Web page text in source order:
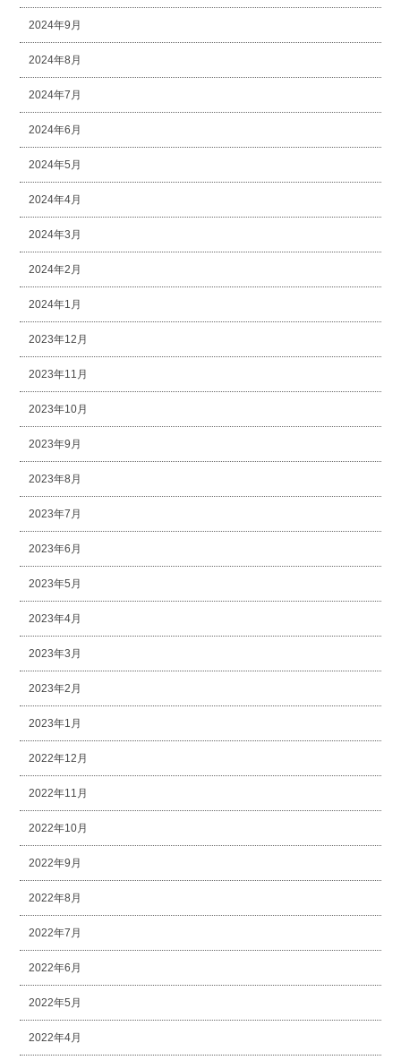
2024年9月
2024年8月
2024年7月
2024年6月
2024年5月
2024年4月
2024年3月
2024年2月
2024年1月
2023年12月
2023年11月
2023年10月
2023年9月
2023年8月
2023年7月
2023年6月
2023年5月
2023年4月
2023年3月
2023年2月
2023年1月
2022年12月
2022年11月
2022年10月
2022年9月
2022年8月
2022年7月
2022年6月
2022年5月
2022年4月